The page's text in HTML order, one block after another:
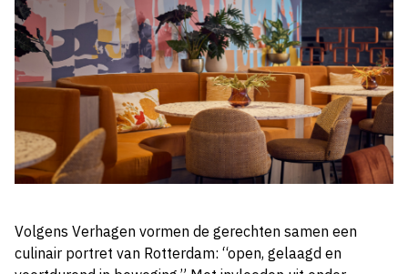
Volgens Verhagen vormen de gerechten samen een
culinair portret van Rotterdam: “open, gelaagd en